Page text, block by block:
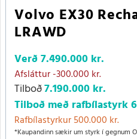
Volvo EX30
LRAWD
Verð7.490.000 kr.
Afsláttur-300.000 kr.
Tilboð7.190.000 kr.
Tilboð með rafbílastyrk
Rafbílastyrkur 500.000 kr.
*Kaupandinn sækir um styrk í gegnum